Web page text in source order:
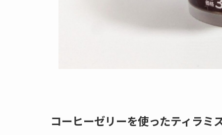
コーヒーゼリーを使ったティラミ